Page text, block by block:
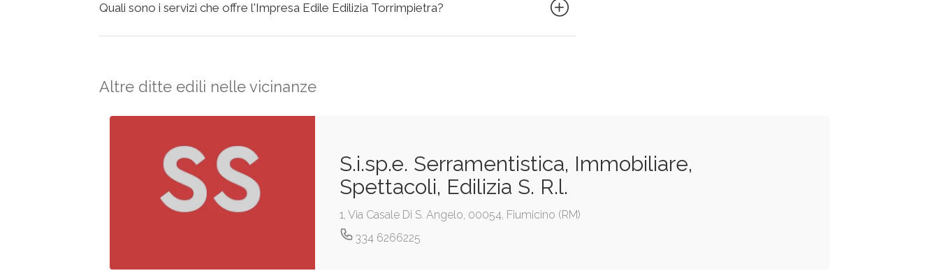
Quali sono i servizi che offre l'Impresa Edile Edilizia Torrimpietra?
Altre ditte edili nelle vicinanze
S.i.sp.e. Serramentistica, Immobiliare,
Spettacoli, Edilizia S. R.l.
1, Via Casale Di S. Angelo, 00054, Fiumicino (RM)
334 6266225